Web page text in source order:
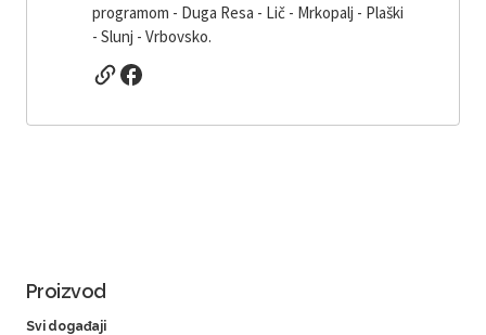
programom - Duga Resa - Lič - Mrkopalj - Plaški
- Slunj - Vrbovsko.
Proizvod
Svi događaji